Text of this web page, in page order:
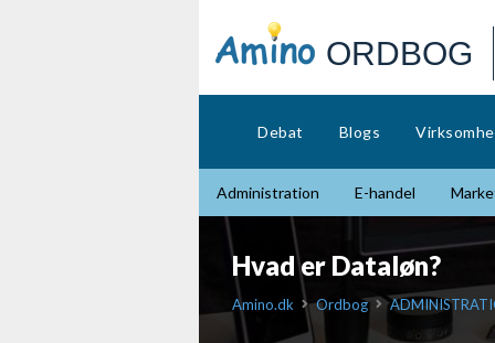
ORDBOG
Debat Blogs
Administration E-handel
Hvad er Dataløn?
Amino.dk Ordbog